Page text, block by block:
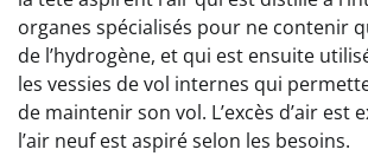
organes spécialisés pour ne contenir
de l’hydrogène, et qui est ensuite
les vessies de vol internes qui
de maintenir son vol. L’excès d’air est
l’air neuf est aspiré selon les besoins.